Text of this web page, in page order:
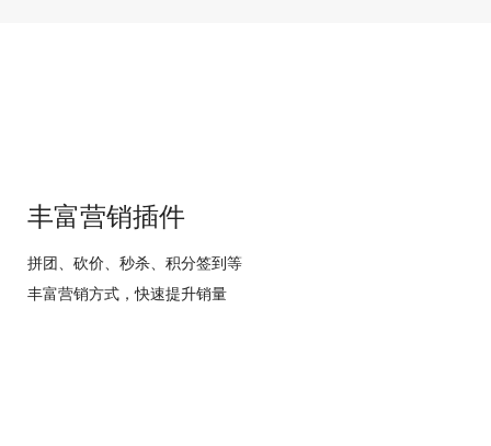
丰富营销插件
拼团、砍价、秒杀、积分签到等
丰富营销方式，快速提升销量